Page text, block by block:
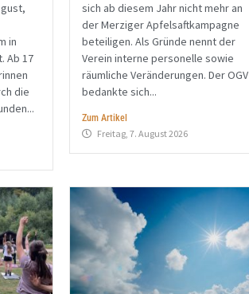
in
Ab 17
die
sich ab diesem Jahr nicht mehr an
der Merziger Apfelsaftkampagne
beteiligen. Als Gründe nennt der
Verein interne personelle sowie
räumliche Veränderungen. Der OGV
bedankte sich...
Zum Artikel
Freitag, 7. August 2026